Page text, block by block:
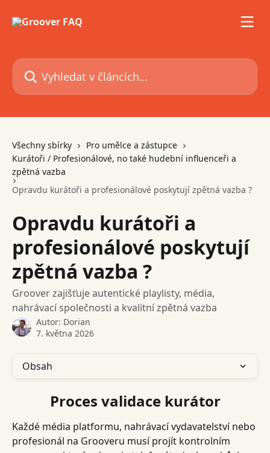
Vyhledat v článcích…
Všechny sbírky
Pro umělce a zástupce
Kurátoři / Profesionálové, no také hudební influenceři a
zpětná vazba
Opravdu kurátoři a profesionálové poskytují zpětná vazba ?
Opravdu kurátoři a
profesionálové poskytují
zpětná vazba ?
Groover zajišťuje autentické playlisty, média,
nahrávací společnosti a kvalitní zpětná vazba
Autor: Dorian
7. května 2026
Obsah
Proces validace kurátor
Každé média platformu, nahrávací vydavatelství nebo
profesionál na Grooveru musí projít kontrolním